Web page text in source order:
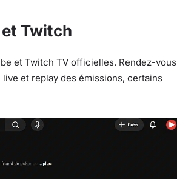
Twitch
et Twitch TV officielles. Rendez-vous
et replay des émissions, certains